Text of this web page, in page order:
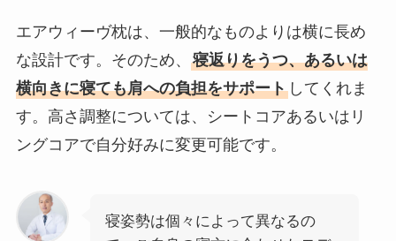
エアウィーヴ枕は、一般的なものよりは横に長め
な設計です。そのため、 寝返りをうつ、あるいは
横向きに寝ても肩への負担をサポートしてくれま
す。高さ調整については、シートコアあるいはリ
ングコアで自分好みに変更可能です。
寝姿勢は個々によって異なるの